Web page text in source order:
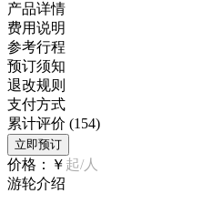
产品详情
费用说明
参考行程
预订须知
退改规则
支付方式
累计评价 (154)
立即预订
价格： ￥ 起/人
游轮介绍